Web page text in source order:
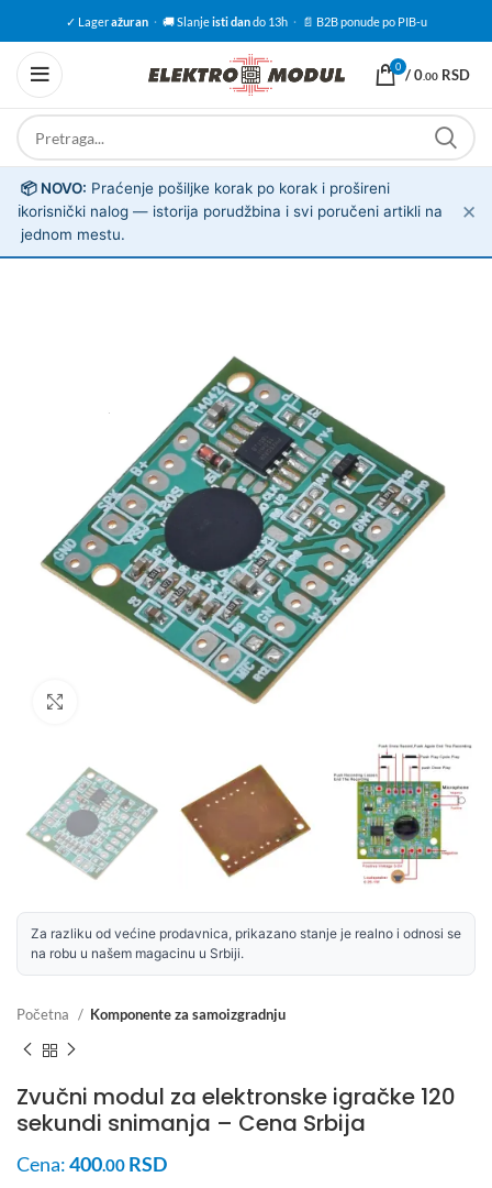
✓ Lageražuran · 🚚 Slanjeisti dando 13h · 📄 B2B ponude po PIB-u
0 /0.00 RSD
ℹ️
📦 NOVO: Praćenje pošiljke korak po korak i prošireni
korisnički nalog — istorija porudžbina i svi poručeni artikli na
jednom mestu.
✕
Za razliku od većine prodavnica, prikazano stanje je realno i odnosi se
na robu u našem magacinu u Srbiji.
Početna Komponente za samoizgradnju
Zvučni modul za elektronske igračke 120
sekundi snimanja – Cena Srbija
Cena:400.00 RSD